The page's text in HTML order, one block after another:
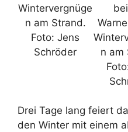
Wintervergnüge
n am Strand.
Foto: Jens
Schröder
n am
Drei Tage lang feiert
den Winter mit einem